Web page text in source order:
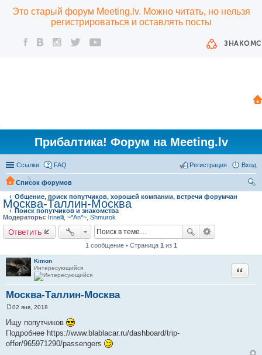
Это старый форум Meeting.lv. Можно читать, но нельзя
регистрироваться и оставлять посты
Прибалтика! Форум на Meeting.lv
Ссылки FAQ Вход
Регистрация
Список форумов
Общение, поиск попутчиков, хорошей компании, встречи форумчан
Поиск попутчиков и знакомства
Москва-Таллин-Москва
Модераторы: Irinelli ~*An*~ Shmurok
Ответить
1 сообщение • Страница 1 из 1
Kimon
Интересующийся
Москва-Таллин-Москва
Цитата
о
б
щ
е
02 янв, 2018
Ищу попутчиков
Подробнее https://www.blablacar.ru/dashboard/trip-
offer/965971290/passengers